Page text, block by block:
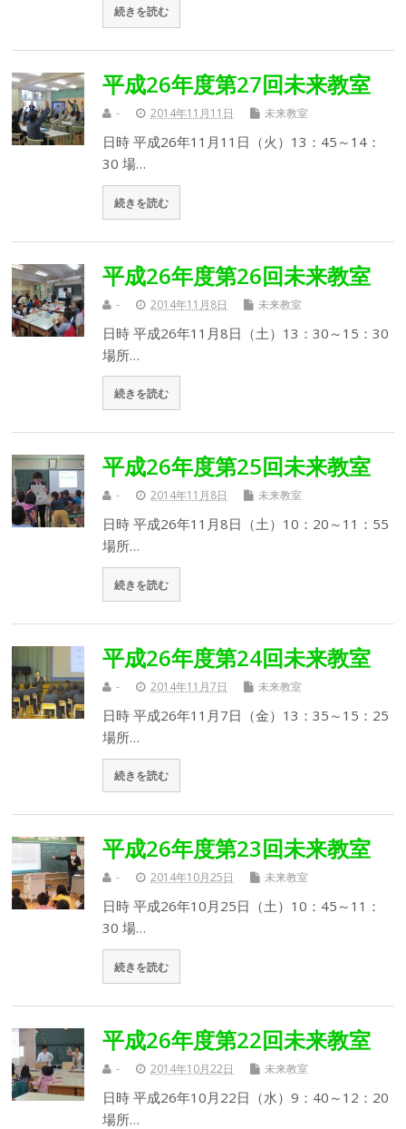
続きを読む
平成26年度第27回未来教室
- 2014年11月11日 未来教室
日時 平成26年11月11日（火）13：45～14：
30 場…
続きを読む
平成26年度第26回未来教室
- 2014年11月8日 未来教室
日時 平成26年11月8日（土）13：30～15：30
場所…
続きを読む
平成26年度第25回未来教室
- 2014年11月8日 未来教室
日時 平成26年11月8日（土）10：20～11：55
場所…
続きを読む
平成26年度第24回未来教室
- 2014年11月7日 未来教室
日時 平成26年11月7日（金）13：35～15：25
場所…
続きを読む
平成26年度第23回未来教室
- 2014年10月25日 未来教室
日時 平成26年10月25日（土）10：45～11：
30 場…
続きを読む
平成26年度第22回未来教室
- 2014年10月22日 未来教室
日時 平成26年10月22日（水）9：40～12：20
場所…